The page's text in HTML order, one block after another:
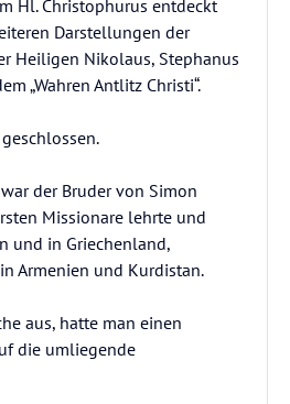
Hl. Christophurus entdeckt
Darstellungen der
Heiligen Nikolaus, Stephanus
„Wahren Antlitz Christi“.
der Bruder von Simon
Missionare lehrte und
und in Griechenland,
Armenien und Kurdistan.
aus, hatte man einen
die umliegende